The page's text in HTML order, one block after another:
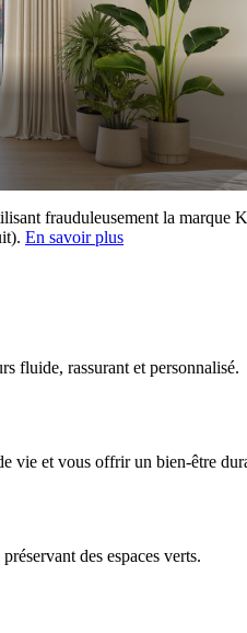
frauduleusement la
En savoir plus
fluide, rassurant et personnalisé.
vie et vous offrir un bien-être
des espaces verts.